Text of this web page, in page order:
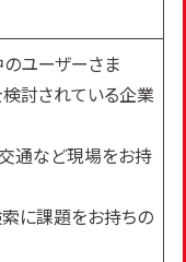
ユーザーさま
討されている企業
交通など現場をお持
索に課題をお持ちの